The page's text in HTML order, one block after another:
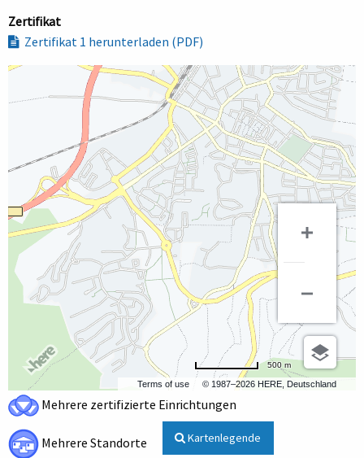
Zertifikat
Zertifikat 1 herunterladen (PDF)
Terms of use © 1987–2026 HERE, Deutschland
500 m
Mehrere zertifizierte Einrichtungen
Mehrere Standorte Kartenlegende